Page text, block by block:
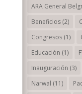
ARA General
Beneficios(2)
Congresos(1)
Educación (1)
Inauguración (3)
Narwal (11)